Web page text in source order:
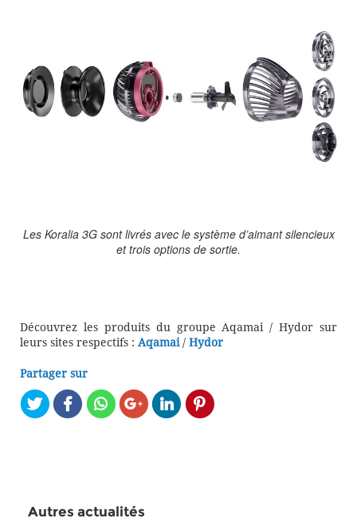
Les Koralia 3G sont livrés avec le système d’aimant silencieux
et trois options de sortie.
Découvrez les produits du groupe Aqamai / Hydor sur
leurs sites respectifs : Aqamai/ Hydor
Partager sur
Autres actualités